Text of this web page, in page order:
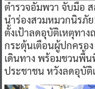
ตำรวจอัมพวา จับมือ
นำร่องสวมหมวกนิรภั
ตั้งเป้าลดอุบัติเหตุทาง
กระตุ้นเตือนผู้ปกครอ
เดินทาง พร้อมชวนพื้น
ประชาชน หวังลดอุบัติ